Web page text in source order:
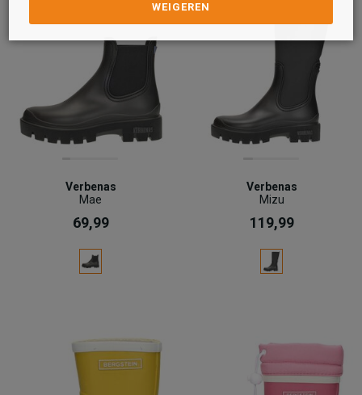
Verbenas
Mae
69,99
Verbenas
Mizu
119,99
WEIGEREN